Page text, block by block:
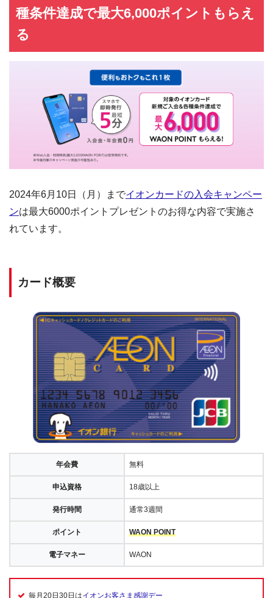
種条件達成で最大6,000ポイントもらえ
る
2024年6月10日（月）までイオンカードの入会キャンペー
ンは最大6000ポイントプレゼントのお得な内容で実施さ
れています。
カード概要
年会費 無料
申込資格 18歳以上
発行時間 通常3週間
ポイント WAON POINT
電子マネー WAON
毎月20日30日はイオンお客さま感謝デー